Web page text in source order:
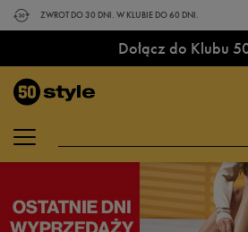
ZWROT DO 30 DNI. W KLUBIE DO 60 DNI.
Dołącz do Klubu